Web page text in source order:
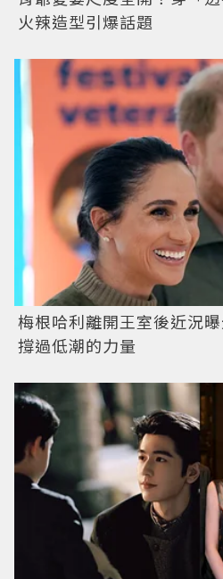
火辣造型引爆話題
梅根哈利離開王室後近況
撐過低潮的力量